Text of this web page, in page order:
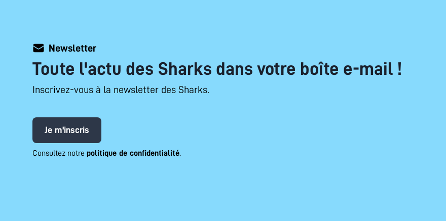
Newsletter
Toute l'actu des Sharks dans votre boîte e-mail !
Inscrivez-vous à la newsletter des Sharks.
Je m'inscris
Consultez notre politique de confidentialité.